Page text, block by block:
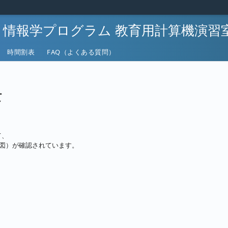
報学プログラム 教育用計算機演習
時間割表 FAQ（よくある質問）
が確認されています。